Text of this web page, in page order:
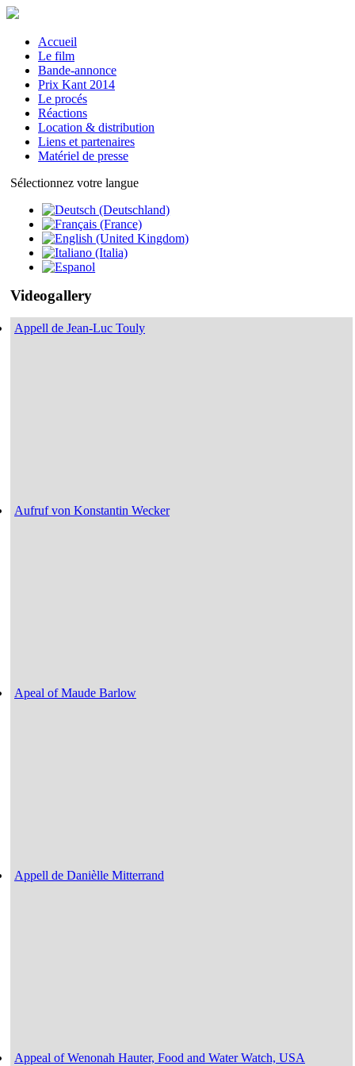
Accueil
Le film
Bande-annonce
Prix Kant 2014
Le procés
Réactions
Location & distribution
Liens et partenaires
Matériel de presse
Sélectionnez votre langue
Videogallery
Appell de Jean-Luc Touly
Aufruf von Konstantin Wecker
Apeal of Maude Barlow
Appell de Danièlle Mitterrand
Appeal of Wenonah Hauter, Food and Water Watch, USA